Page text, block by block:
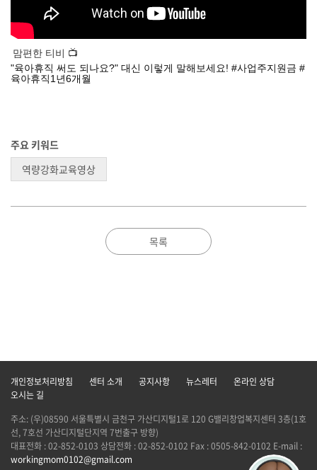
맘편한 티비 📺
"육아휴직 써도 되나요?" 대신 이렇게 말해보세요! #사업주지원금 #
육아휴직1년6개월
주요 키워드
역량강화교육영상
목록
개인정보처리방침 센터 소개 공지사항 뉴스레터
온라인 상담
오시는 길
주소: (우)08590 서울특별시 금천구 가산디지털1로 120 G밸리창업복지센터 3층(1호
선, 7호선 가산디지털단지역 7번출구 방향)
대표전화 : 02-852-0103 상담전화 : 02-852-0102 Fax : 0505-842-0102 E-mail :
workingmom0102@gmail.com